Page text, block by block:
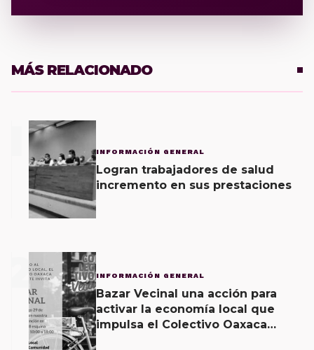
MÁS RELACIONADO
INFORMACIÓN GENERAL
Logran trabajadores de salud
incremento en sus prestaciones
2 INFORMACIÓN GENERAL
Bazar Vecinal una acción para
activar la economía local que
impulsa el Colectivo Oaxaca